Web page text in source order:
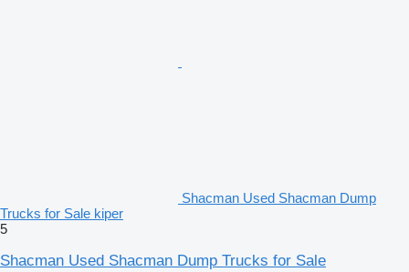
Shacman Used Shacman Dump
Trucks for Sale kiper
5
Shacman Used Shacman Dump Trucks for Sale